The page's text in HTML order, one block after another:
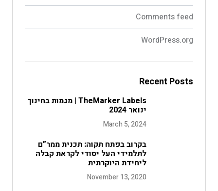
Comments feed
WordPress.org
Recent Posts
TheMarker Labels | מגמות בחינוך
ינואר 2024
March 5, 2024
בקרוב בפתח תקוה: תכנית ממר”ם
לתלמידי העל יסודי לקראת קבלה
ליחידת היוקרתית
November 13, 2020